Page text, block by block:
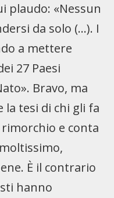
plaudo: «Nessun
da solo (…). I
a mettere
27 Paesi
Bravo, ma
la tesi di chi gli fa
rimorchio e conta
È il contrario
hanno